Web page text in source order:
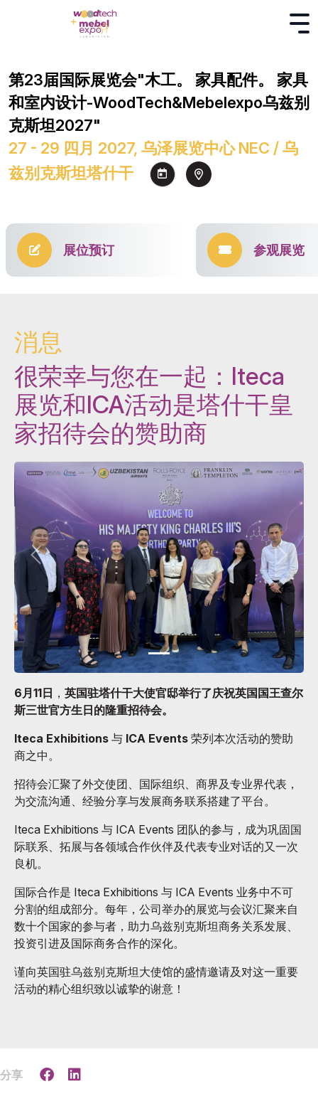
第23届国际展览会"木工。 家具配件。 家具
和室内设计-WoodTech&Mebelexpo乌兹别
克斯坦2027"
27 - 29 四月 2027, 乌泽展览中心 NEC / 乌
兹别克斯坦塔什干
展位预订 参观展览
消息
很荣幸与您在一起：Iteca
展览和ICA活动是塔什干皇
家招待会的赞助商
6月11日 ， 英国驻塔什干大使官邸举行了庆祝英国国王查尔
斯三世官方生日的隆重招待会。
Iteca Exhibitions 与 ICA Events 荣列本次活动的赞助
商之中。
招待会汇聚了外交使团、国际组织、商界及专业界代表，
为交流沟通、经验分享与发展商务联系搭建了平台。
Iteca Exhibitions 与 ICA Events 团队的参与，成为巩固国
际联系、拓展与各领域合作伙伴及代表专业对话的又一次
良机。
国际合作是 Iteca Exhibitions 与 ICA Events 业务中不可
分割的组成部分。每年，公司举办的展览与会议汇聚来自
数十个国家的参与者，助力乌兹别克斯坦商务关系发展、
投资引进及国际商务合作的深化。
谨向英国驻乌兹别克斯坦大使馆的盛情邀请及对这一重要
活动的精心组织致以诚挚的谢意！
分享